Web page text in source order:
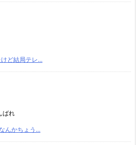
ど結局テレ...
ばれ
んかちょう...